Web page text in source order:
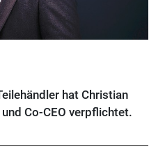
hat Christian
Co-CEO verpflichtet.